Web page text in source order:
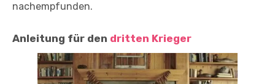
nachempfunden.
Anleitung für den dritten Krieger